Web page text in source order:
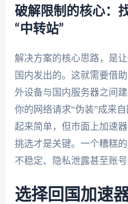
破解限制的核心：
“中转站”
解决方案的核心思路，是
国内发出的。这就需要借
外设备与国内服务器之间
你的网络请求“伪装”成来
起来简单，但市面上加速
挑选才是关键。一个糟糕
不稳定、隐私泄露甚至账号
选择回国加速